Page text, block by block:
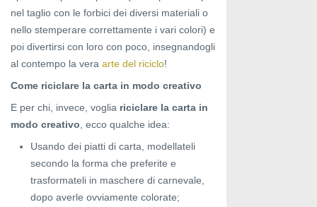
nel taglio con le forbici dei diversi materiali o
nello stemperare correttamente i vari colori) e
poi divertirsi con loro con poco, insegnandogli
al contempo la vera arte del riciclo!
Come riciclare la carta in modo creativo
E per chi, invece, voglia riciclare la carta in
modo creativo, ecco qualche idea:
Usando dei piatti di carta, modellateli
secondo la forma che preferite e
trasformateli in maschere di carnevale,
dopo averle ovviamente colorate;